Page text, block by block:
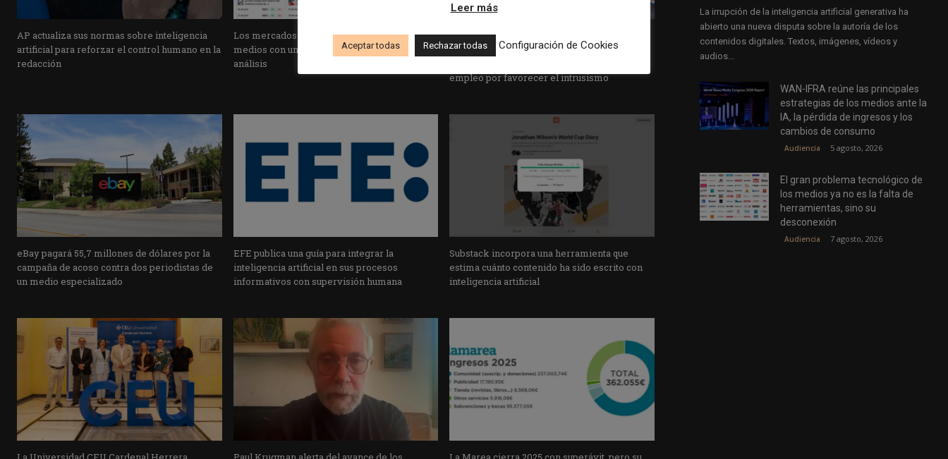
AP actualiza sus normas sobre inteligencia
artificial para reforzar el control humano en la
redacción
Los mercados de predicción dan el salto a los
medios con una plataforma de noticias y
análisis
Los Colegios de Periodistas piden al
Ministerio de Política Territorial y a la
empleo por favorecer el intrusismo
eBay pagará 55,7 millones de dólares por la
campaña de acoso contra dos periodistas de
un medio especializado
EFE publica una guía para integrar la
inteligencia artificial en sus procesos
informativos con supervisión humana
Substack incorpora una herramienta que
estima cuánto contenido ha sido escrito con
inteligencia artificial
La irrupción de la inteligencia artificial generativa ha
abierto una nueva disputa sobre la autoría de los
contenidos digitales. Textos, imágenes, vídeos y
audios...
WAN-IFRA reúne las principales
estrategias de los medios ante la
IA, la pérdida de ingresos y los
cambios de consumo
Audiencia 5 agosto, 2026
El gran problema tecnológico de
los medios ya no es la falta de
herramientas, sino su
desconexión
Audiencia 7 agosto, 2026
Leer más
Aceptar todas Rechazar todas Configuración de Cookies